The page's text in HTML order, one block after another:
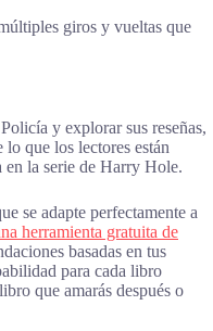
giros y vueltas que
y explorar sus reseñas,
que los lectores están
en la serie de Harry Hole.
se adapte perfectamente a
herramienta gratuita de
basadas en tus
para cada libro
que amarás después o